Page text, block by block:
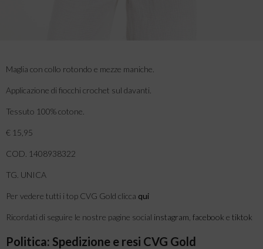
Maglia con collo rotondo e mezze maniche.
Applicazione di fiocchi crochet sul davanti.
Tessuto 100% cotone.
€ 15,95
COD. 1408938322
TG. UNICA
Per vedere tutti i top CVG Gold clicca qui
Ricordati di seguire le nostre pagine social instagram facebook e tiktok
Politica: Spedizione e resi CVG Gold